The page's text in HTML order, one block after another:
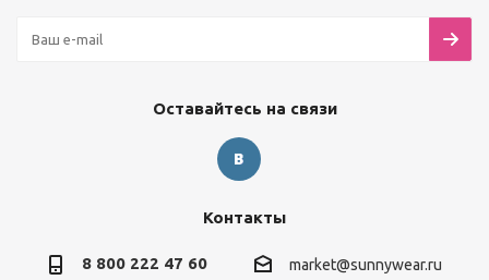
Оставайтесь на связи
Контакты
8 800 222 47 60 market@sunnywear.ru